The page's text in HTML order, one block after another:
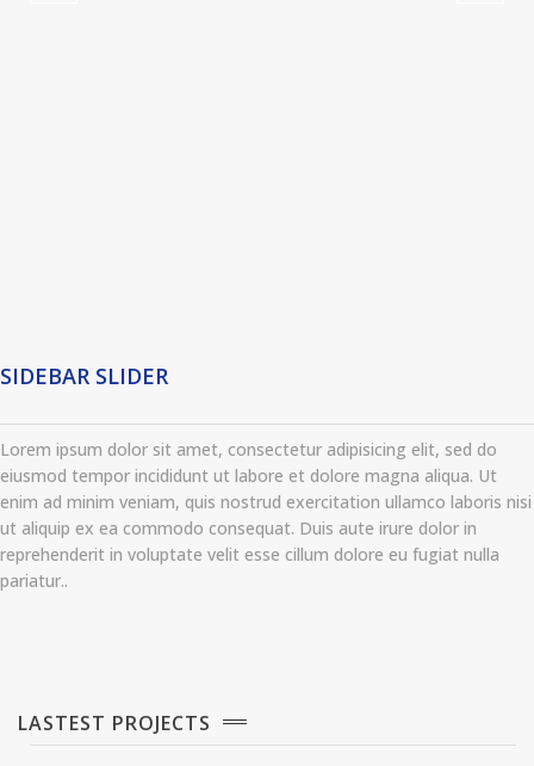
SIDEBAR SLIDER
Lorem ipsum dolor sit amet, consectetur adipisicing elit, sed do
eiusmod tempor incididunt ut labore et dolore magna aliqua. Ut
enim ad minim veniam, quis nostrud exercitation ullamco laboris nisi
ut aliquip ex ea commodo consequat. Duis aute irure dolor in
reprehenderit in voluptate velit esse cillum dolore eu fugiat nulla
pariatur..
LASTEST PROJECTS